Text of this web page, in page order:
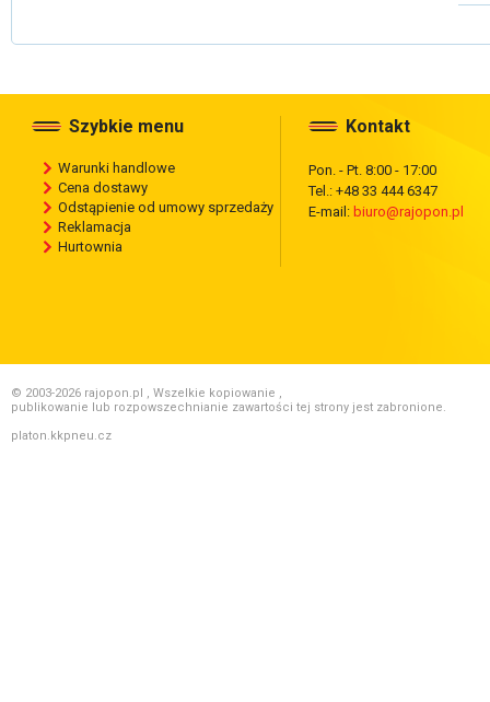
Szybkie menu
Warunki handlowe
Cena dostawy
Odstąpienie od umowy sprzedaży
Reklamacja
Hurtownia
Kontakt
Pon. - Pt. 8:00 - 17:00
Tel.: +48 33 444 6347
E-mail: biuro@rajopon.pl
© 2003-2026 rajopon.pl , Wszelkie kopiowanie ,
publikowanie lub rozpowszechnianie zawartości tej strony jest zabronione.
platon.kkpneu.cz